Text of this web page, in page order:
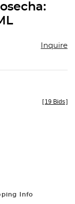
Inquire
[ 19 Bids]
Info